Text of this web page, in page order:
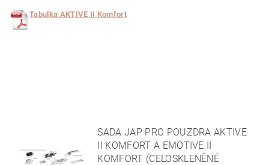
Tabulka AKTIVE II Komfort
SADA JAP PRO POUZDRA AKTIVE
II KOMFORT A EMOTIVE II
KOMFORT (CELOSKLENĚNÉ